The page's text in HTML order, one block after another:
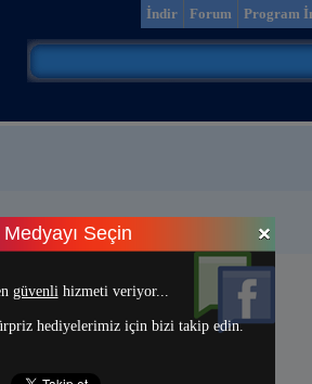
Program
Forum
İndir
Medyayı Seçin
güvenlihizmeti veriyor...
hediyelerimiz için bizi takip edin.